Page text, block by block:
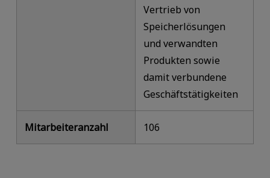
Vertrieb von
Speicherlösungen
und verwandten
Produkten sowie
damit verbundene
Geschäftstätigkeiten
Mitarbeiteranzahl 106